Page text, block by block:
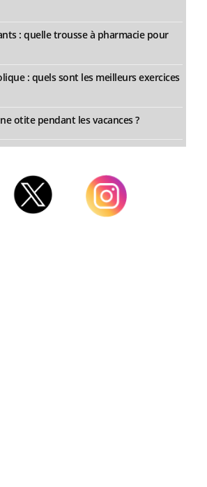
: quelle trousse à pharmacie pour
: quels sont les meilleurs exercices
otite pendant les vacances ?